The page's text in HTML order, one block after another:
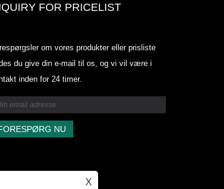
FOR PRICELIST
om vores produkter eller prisliste
du give din e-mail til os, og vi vil være i
inden for 24 timer.
2025.07.25
X